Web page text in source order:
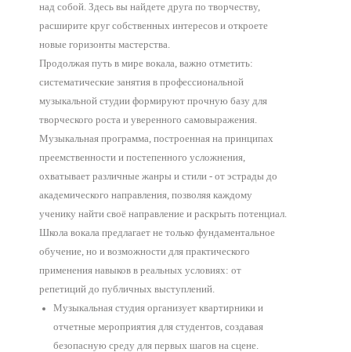
над собой. Здесь вы найдете друга по творчеству,
расширите круг собственных интересов и откроете
новые горизонты мастерства.
Продолжая путь в мире вокала, важно отметить:
систематические занятия в профессиональной
музыкальной студии формируют прочную базу для
творческого роста и уверенного самовыражения.
Музыкальная программа, построенная на принципах
преемственности и постепенного усложнения,
охватывает различные жанры и стили - от эстрады до
академического направления, позволяя каждому
ученику найти своё направление и раскрыть потенциал.
Школа вокала предлагает не только фундаментальное
обучение, но и возможности для практического
применения навыков в реальных условиях: от
репетиций до публичных выступлений.
Музыкальная студия организует квартирники и
отчетные мероприятия для студентов, создавая
безопасную среду для первых шагов на сцене.